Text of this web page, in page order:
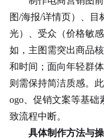
图/海报/详情页）、目
光）、受众（价格敏
如，主图需突出商品
和时间；面向年轻群
则需保持简洁质感。
ogo、促销文案等基础
致流程中断。
具体制作方法与